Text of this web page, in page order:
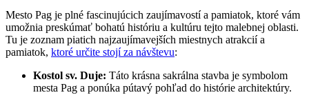
Mesto Pag je plné fascinujúcich zaujímavostí a pamiatok, ktoré vám
umožnia preskúmať bohatú históriu a kultúru tejto malebnej oblasti.
Tu je zoznam piatich najzaujímavejších miestnych atrakcií a
pamiatok, ktoré určite stojí za návštevu:
Kostol sv. Duje: Táto krásna sakrálna stavba je symbolom
mesta Pag a ponúka pútavý pohľad do histórie architektúry.